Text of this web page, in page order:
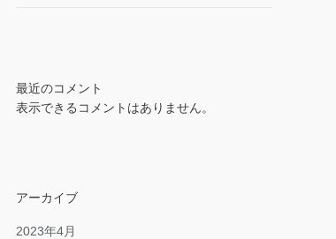
最近のコメント
表示できるコメントはありません。
アーカイブ
2023年4月